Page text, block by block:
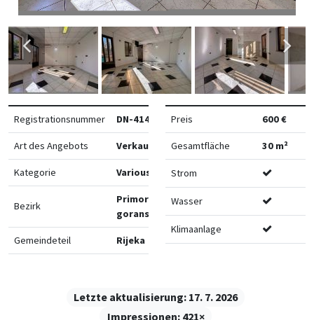
Registrationsnummer DN-41458
Art des Angebots Verkauf
Kategorie Various
Bezirk
Primorsko-
goranska
Gemeindeteil Rijeka
Preis 600 €
Gesamtfläche 30 m²
Strom
Wasser
Klimaanlage
Letzte aktualisierung: 17. 7. 2026
Impressionen: 421×